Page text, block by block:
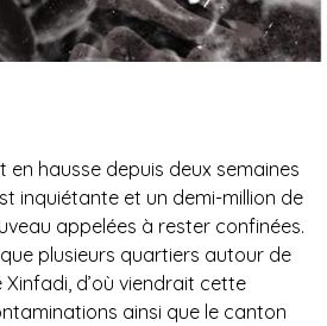
en hausse depuis deux semaines
inquiétante et un demi-million de
appelées à rester confinées.
plusieurs quartiers autour de
Xinfadi, d’où viendrait cette
ainsi que le canton